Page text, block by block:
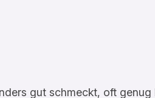
gut schmeckt, oft